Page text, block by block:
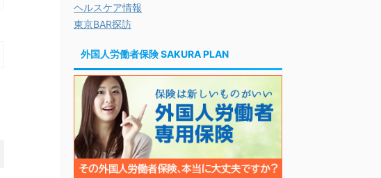
ヘルスケア情報
東京BAR探訪
外国人労働者保険 SAKURA PLAN